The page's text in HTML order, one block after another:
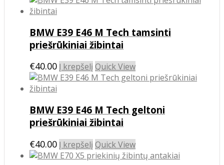
BMW E39 E46 M Tech tamsinti
priešrūkiniai žibintai
€40.00 Į krepšelį Quick View
BMW E39 E46 M Tech geltoni
priešrūkiniai žibintai
€40.00 Į krepšelį Quick View